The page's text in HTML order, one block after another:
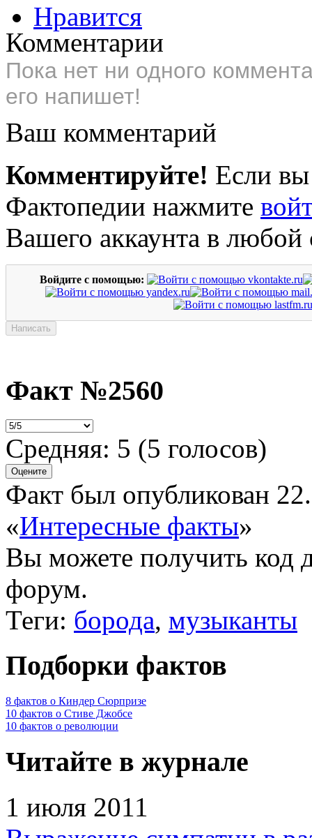
Нравится
Комментарии
Пока нет ни одного
его напишет!
Ваш комментарий
Комментируйте! Если вы
Фактопедии нажмите
Вашего аккаунта в любой
Войдите с помощью:
Факт №2560
Средняя: 5 (5 голосов)
Факт был опубликован
«Интересные факты»
Вы можете получить код
форум.
Теги: борода, музыканты
Подборки фактов
8 фактов о Киндер Сюрпризе
10 фактов о Стиве Джобсе
10 фактов о революции
Читайте в журнале
1 июля 2011